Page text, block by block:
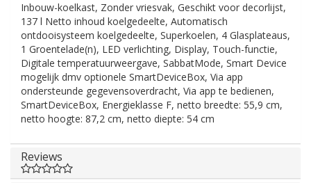
Inbouw-koelkast, Zonder vriesvak, Geschikt voor decorlijst,
137 l Netto inhoud koelgedeelte, Automatisch
ontdooisysteem koelgedeelte, Superkoelen, 4 Glasplateaus,
1 Groentelade(n), LED verlichting, Display, Touch-functie,
Digitale temperatuurweergave, SabbatMode, Smart Device
mogelijk dmv optionele SmartDeviceBox, Via app
ondersteunde gegevensoverdracht, Via app te bedienen,
SmartDeviceBox, Energieklasse F, netto breedte: 55,9 cm,
netto hoogte: 87,2 cm, netto diepte: 54 cm
Reviews